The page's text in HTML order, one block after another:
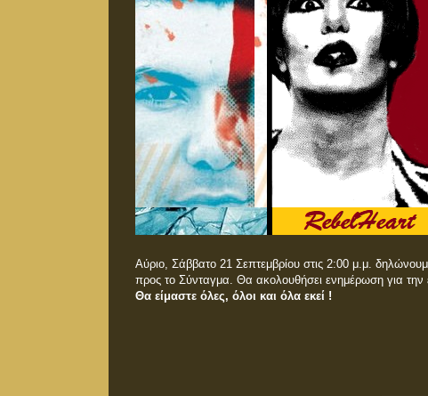
Αύριο, Σάββατο 21 Σεπτεμβρίου στις 2:00 μ.μ.
προς το Σύνταγμα. Θα ακολουθήσει ενημέρωση για την
Θα είμαστε όλες, όλοι και όλα εκεί !